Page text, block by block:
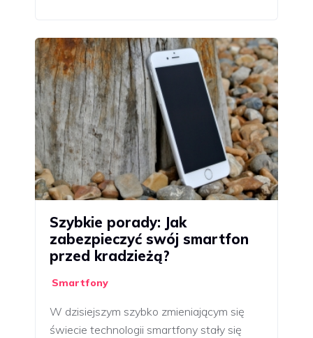
Szybkie porady: Jak
zabezpieczyć swój smartfon
przed kradzieżą?
Smartfony
W dzisiejszym szybko zmieniającym się
świecie technologii smartfony stały się